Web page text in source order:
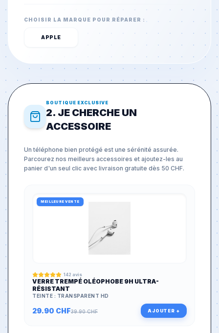
CHOISIR LA MARQUE POUR RÉPARER :
APPLE
BOUTIQUE EXCLUSIVE
2. JE CHERCHE UN
ACCESSOIRE
Un téléphone bien protégé est une sérénité assurée.
Parcourez nos meilleurs accessoires et ajoutez-les au
panier d'un seul clic avec livraison gratuite dès 50 CHF.
MEILLEURE VENTE
142 avis
VERRE TREMPÉ OLÉOPHOBE 9H ULTRA-
RÉSISTANT
TEINTE : TRANSPARENT HD
29.90 CHF39.90CHF AJOUTER +